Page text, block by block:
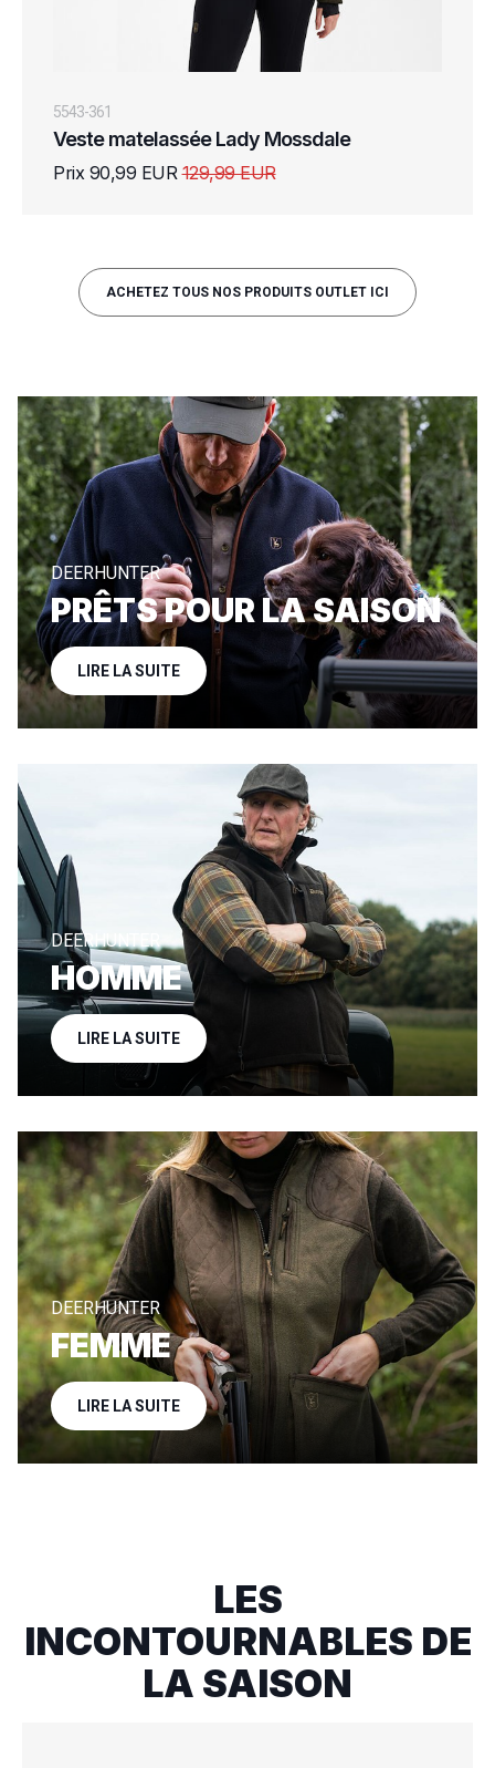
5543-361
Veste matelassée Lady Mossdale
Prix 90,99 EUR129,99 EUR
ACHETEZ TOUS NOS PRODUITS OUTLET ICI
DEERHUNTER
PRÊTS POUR LA SAISON
LIRE LA SUITE
DEERHUNTER
HOMME
LIRE LA SUITE
DEERHUNTER
FEMME
LIRE LA SUITE
LES
INCONTOURNABLES DE
LA SAISON